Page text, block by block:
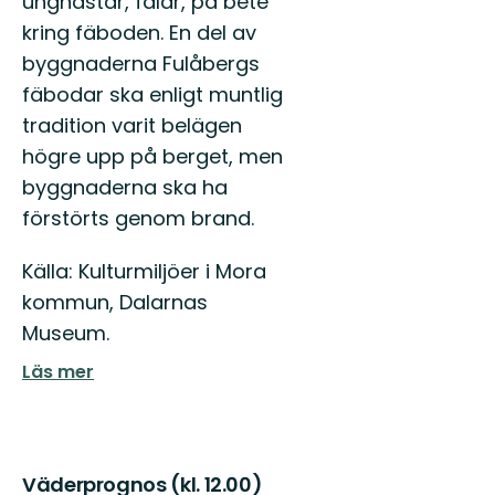
kring fäboden. En del av
byggnaderna Fulåbergs
fäbodar ska enligt muntlig
tradition varit belägen
högre upp på berget, men
byggnaderna ska ha
förstörts genom brand.
Källa: Kulturmiljöer i Mora
kommun, Dalarnas
Museum.
Läs mer
Väderprognos (kl. 12.00)